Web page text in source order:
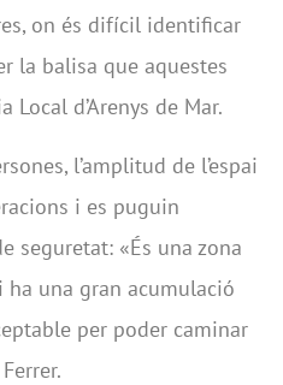
on és difícil identificar
la balisa que aquestes
Local d’Arenys de Mar.
l’amplitud de l’espai
i es puguin
seguretat: «És una zona
una gran acumulació
per poder caminar